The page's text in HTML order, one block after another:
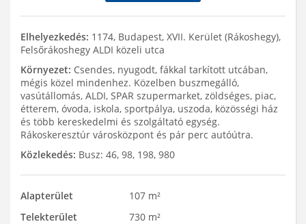
Elhelyezkedés: 1174, Budapest, XVII. Kerület (Rákoshegy),
Felsőrákoshegy ALDI közeli utca
Környezet: Csendes, nyugodt, fákkal tarkított utcában,
mégis közel mindenhez. Közelben buszmegálló,
vasútállomás, ALDI, SPAR szupermarket, zöldséges, piac,
étterem, óvoda, iskola, sportpálya, uszoda, közösségi ház
és több kereskedelmi és szolgáltató egység.
Rákoskeresztúr városközpont és pár perc autóútra.
Közlekedés: Busz: 46, 98, 198, 980
Alapterület
107 m²
Telekterület
730 m²